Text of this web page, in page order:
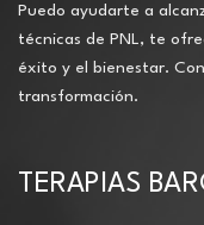
Puedo ayudarte a
técnicas de PNL, te
éxito y el bienestar.
transformación.
TERAPIAS